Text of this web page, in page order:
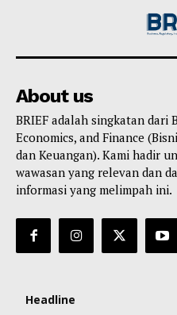
About us
BRIEF adalah singkatan dari
Economics, and Finance
dan Keuangan). Kami hadir
wawasan yang relevan dan
informasi yang melimpah ini.
Headline